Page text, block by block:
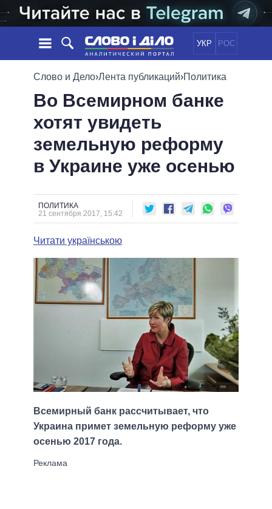
УКР РОС
НОВОСТИ
ЛЕНТА
СОБЫТИЯ
СТАТЬИ
ОБЗОРЫ
ДАЙДЖЕСТЫ
ПОЛИТИКА
ЭКОНОМИКА
ОБЩЕСТВО
ОБЕЩАНИЯ
ПОЛИТИКИ
ВСЕ ПОЛИТИКИ
ПРЕЗИДЕНТ И ОФИС
ВЕРХОВНАЯ РАДА
КАБИНЕТ МИНИСТРОВ
МЭРЫ
ВСЕ ПЕРСОНЫ
ИНФОГРАФИКА
ПОДДЕРЖАТЬ
СРАВНЕНИЕ ПОЛИТИКОВ
Слово и Дело›Лента публикаций›Политика
Во Всемирном банке
хотят увидеть
земельную реформу
в Украине уже осенью
ПОЛИТИКА
21 сентября 2017, 15:42
Читати українською
Всемирный банк рассчитывает, что
Украина примет земельную реформу уже
осенью 2017 года.